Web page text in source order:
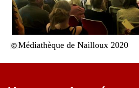
Médiathèque de Nailloux 2020